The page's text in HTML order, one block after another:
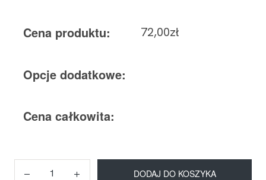
Cena produktu: 72,00zł
Opcje dodatkowe:
Cena całkowita:
DODAJ DO KOSZYKA